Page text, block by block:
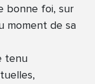
bonne foi, sur
moment de sa
tenu